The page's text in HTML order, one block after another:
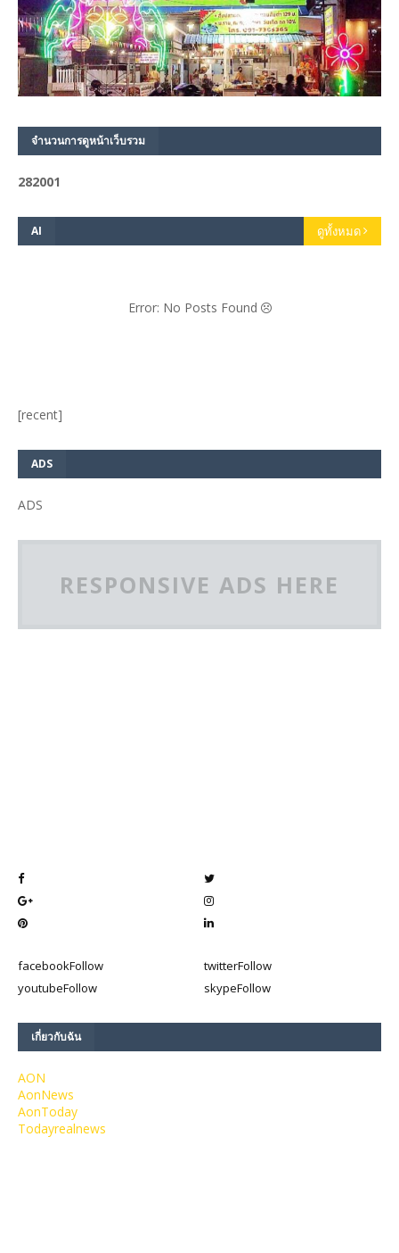
จำนวนการดูหน้าเว็บรวม
282001
AI ดูทั้งหมด
Error: No Posts Found
[recent]
ADS
ADS
RESPONSIVE ADS HERE
facebookFollow twitterFollow
youtubeFollow skypeFollow
เกี่ยวกับฉัน
AON
AonNews
AonToday
Todayrealnews